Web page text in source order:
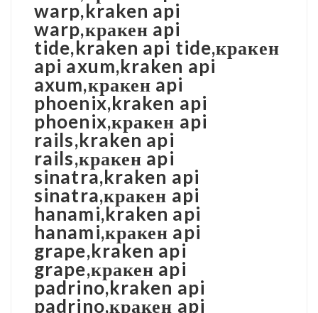
warp,kraken api
warp,кракен api
tide,kraken api tide,кракен
api axum,kraken api
axum,кракен api
phoenix,kraken api
phoenix,кракен api
rails,kraken api
rails,кракен api
sinatra,kraken api
sinatra,кракен api
hanami,kraken api
hanami,кракен api
grape,kraken api
grape,кракен api
padrino,kraken api
padrino,кракен api